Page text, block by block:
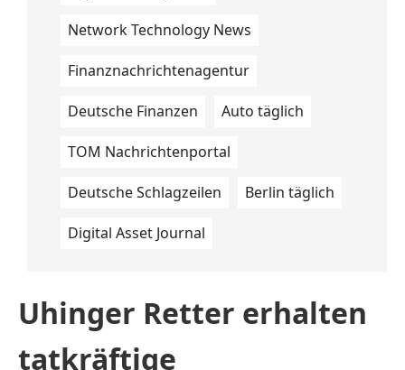
Network Technology News
Finanznachrichtenagentur
Deutsche Finanzen Auto täglich
TOM Nachrichtenportal
Deutsche Schlagzeilen Berlin täglich
Digital Asset Journal
Uhinger Retter erhalten
tatkräftige